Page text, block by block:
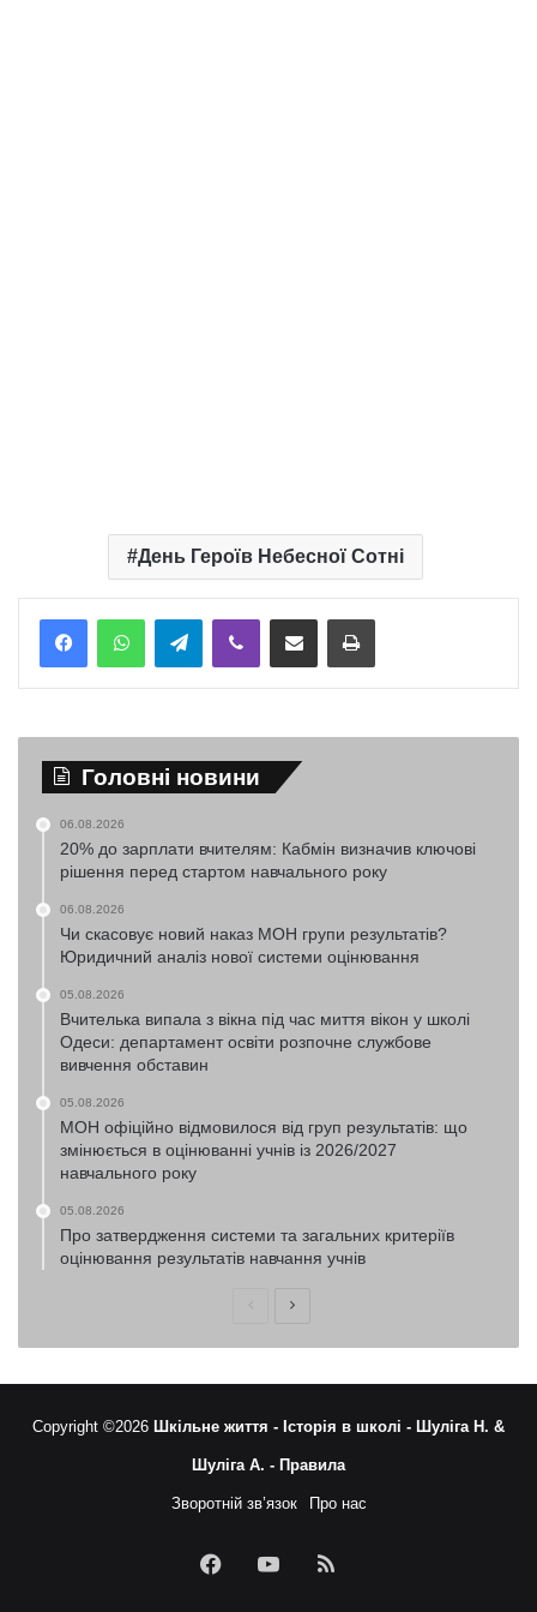
День Героїв Небесної Сотні
TelegramViber Надіслати електронною поштоюНадрукувати
Головні новини
06.08.2026
20% до зарплати вчителям: Кабмін визначив ключові
рішення перед стартом навчального року
06.08.2026
Чи скасовує новий наказ МОН групи результатів?
Юридичний аналіз нової системи оцінювання
05.08.2026
Вчителька випала з вікна під час миття вікон у школі
Одеси: департамент освіти розпочне службове
вивчення обставин
05.08.2026
МОН офіційно відмовилося від груп результатів: що
змінюється в оцінюванні учнів із 2026/2027
навчального року
05.08.2026
Про затвердження системи та загальних критеріїв
оцінювання результатів навчання учнів
ПопередняНаступна
Copyright ©2026 Шкільне життя - Історія в школі - Шуліга Н. &
Шуліга А. - Правила
Зворотній зв’язок Про нас
FacebookYouTubeRSS